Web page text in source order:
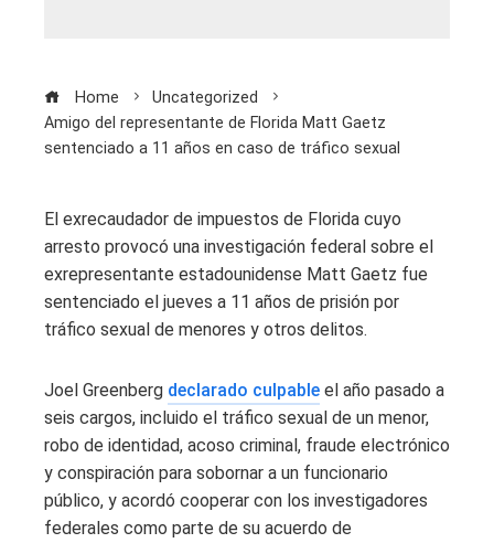
Home
Uncategorized
Amigo del representante de Florida Matt Gaetz
sentenciado a 11 años en caso de tráfico sexual
El exrecaudador de impuestos de Florida cuyo
arresto provocó una investigación federal sobre el
exrepresentante estadounidense Matt Gaetz fue
sentenciado el jueves a 11 años de prisión por
tráfico sexual de menores y otros delitos.
Joel Greenberg declarado culpable el año pasado a
seis cargos, incluido el tráfico sexual de un menor,
robo de identidad, acoso criminal, fraude electrónico
y conspiración para sobornar a un funcionario
público, y acordó cooperar con los investigadores
federales como parte de su acuerdo de